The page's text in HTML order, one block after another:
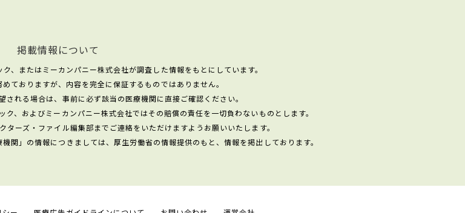
掲載情報について
、またはミーカンパニー株式会社が調査した情報をもとにしています。
ておりますが、内容を完全に保証するものではありません。
される場合は、事前に必ず該当の医療機関に直接ご確認ください。
、およびミーカンパニー株式会社ではその賠償の責任を一切負わないものとします。
ーズ・ファイル編集部までご連絡をいただけますようお願いいたします。
関」の情報につきましては、厚生労働省の情報提供のもと、情報を掲出しております。